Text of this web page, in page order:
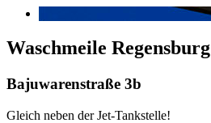
Waschmeile Regensburg
Bajuwarenstraße 3b
Gleich neben der Jet-Tankstelle!